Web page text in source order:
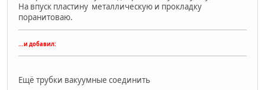
На впуск пластину металлическую и прокладку
поранитоваю.
...и добавил:
Ещё трубки вакуумные соединить